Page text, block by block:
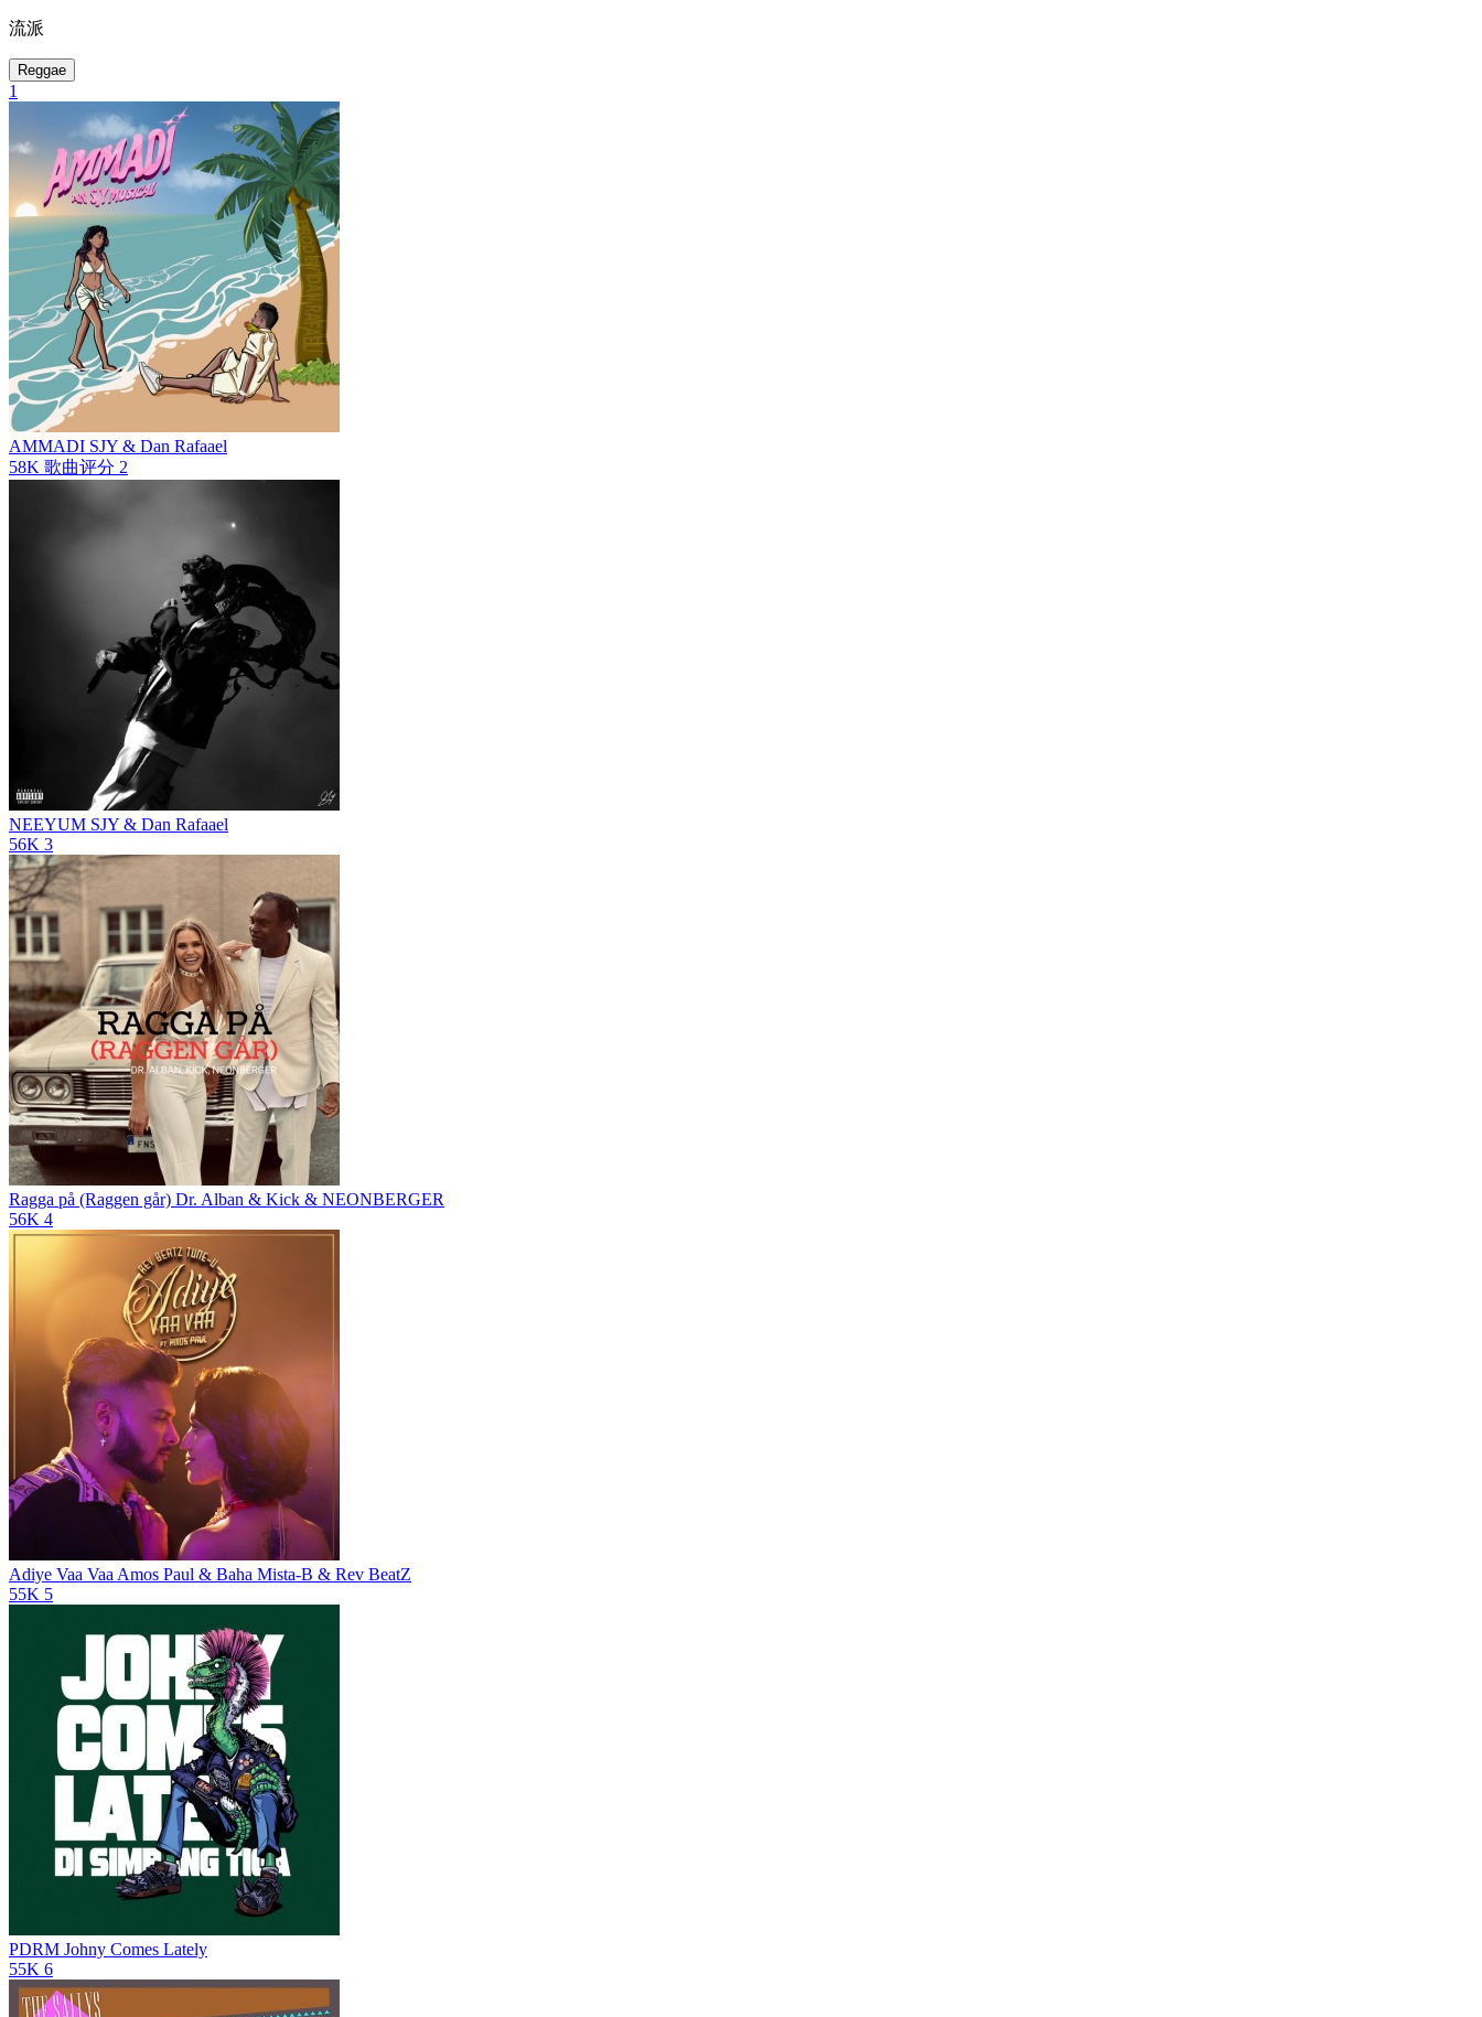
流派
Reggae
1
AMMADI SJY & Dan Rafaael
58K 歌曲评分 2
NEEYUM SJY & Dan Rafaael
56K 3
Ragga på (Raggen går) Dr. Alban & Kick & NEONBERGER
56K 4
Adiye Vaa Vaa Amos Paul & Baha Mista-B & Rev BeatZ
55K 5
PDRM Johny Comes Lately
55K 6